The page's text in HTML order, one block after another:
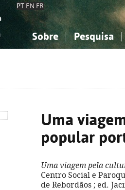
PT EN FR
Sobre Pesquisa
Uma
popular
Uma viagem pela
Centro Social e
de Rebordãos ; ed.